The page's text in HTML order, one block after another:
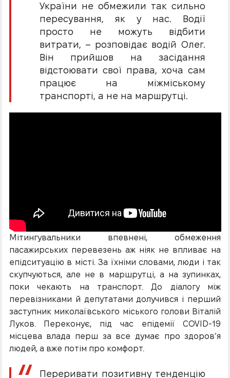
України не обмежили так сильно
пересування, як у нас. Водії
просто не можуть відбити
витрати, – розповідає водій Олег.
Він прийшов на засідання
відстоювати свої права, хоча сам
працює на міжміському
транспорті, а не на маршрутці.
Мітингувальники впевнені, обмеження
пасажирських перевезень аж ніяк не впливає на
епідситуацію в місті. За їхніми словами, люди і так
скупчуються, але не в маршрутці, а на зупинках,
поки чекають на транспорт. До діалогу між
перевізниками й депутатами долучився і перший
заступник миколаївського міського голови Віталій
Луков. Переконує, під час епідемії COVID-19
місцева влада перш за все думає про здоров’я
людей, а вже потім про комфорт.
Переривати позитивну тенденцію